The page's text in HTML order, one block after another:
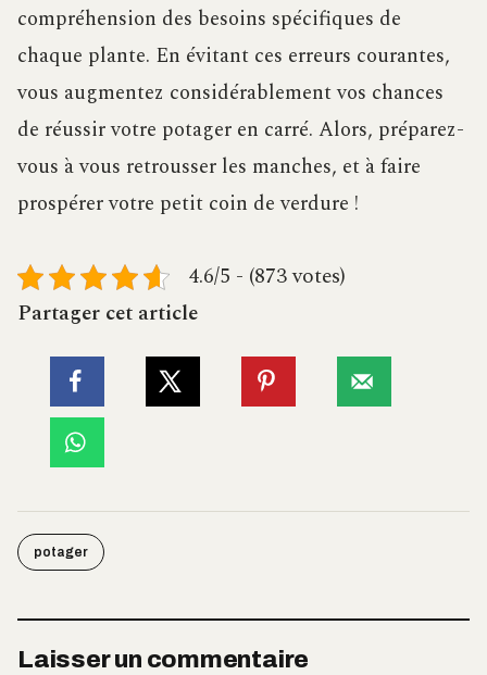
compréhension des besoins spécifiques de
chaque plante. En évitant ces erreurs courantes,
vous augmentez considérablement vos chances
de réussir votre potager en carré. Alors, préparez-
vous à vous retrousser les manches, et à faire
prospérer votre petit coin de verdure !
4.6/5 - (873 votes)
Partager cet article
potager
Laisser un commentaire